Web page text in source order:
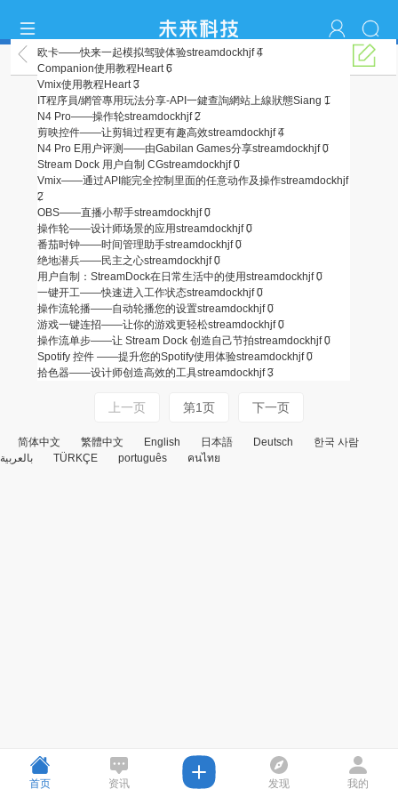
玩法分享
欧卡——快来一起模拟驾驶体验streamdockhjf 4
Companion使用教程 Heart 6
Vmix使用教程 Heart 3
IT程序員/網管專用玩法分享-API一鍵查詢網站上線狀態Siang 1
N4 Pro——操作轮streamdockhjf 2
剪映控件——让剪辑过程更有趣高效streamdockhjf 4
N4 Pro E用户评测——由Gabilan Games分享streamdockhjf 0
Stream Dock 用户自制 CGstreamdockhjf 0
Vmix——通过API能完全控制里面的任意动作及操作streamdockhjf
2
OBS——直播小帮手streamdockhjf 0
操作轮——设计师场景的应用streamdockhjf 0
番茄时钟——时间管理助手streamdockhjf 0
绝地潜兵——民主之心streamdockhjf 0
用户自制：StreamDock在日常生活中的使用streamdockhjf 0
一键开工——快速进入工作状态streamdockhjf 0
操作流轮播——自动轮播您的设置streamdockhjf 0
游戏一键连招——让你的游戏更轻松streamdockhjf 0
操作流单步——让 Stream Dock 创造自己节拍streamdockhjf 0
Spotify 控件 ——提升您的Spotify使用体验streamdockhjf 0
拾色器——设计师创造高效的工具streamdockhjf 3
上一页 第1页 下一页
简体中文 繁體中文 English 日本語 Deutsch
한국 사람
بالعربية
TÜRKÇE português คนไทย
首页 资讯 发现 我的